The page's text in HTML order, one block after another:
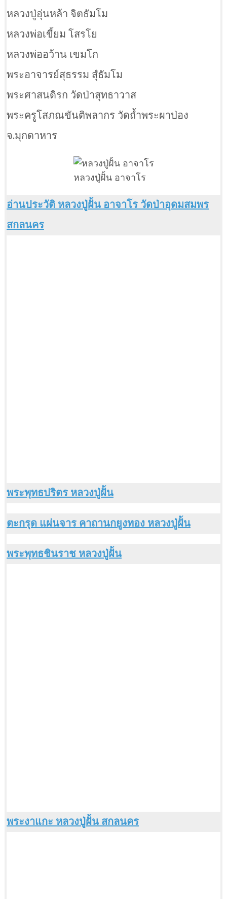
หลวงปู่อุ่นหล้า จิตธัมโม
หลวงพ่อเขี้ยม โสรโย
หลวงพ่ออว้าน เขมโก
พระอาจารย์สุธรรม สุํธัมโม
พระศาสนดิรก วัดป่าสุทธาวาส
พระครูโสภณขันติพลากร วัดถ้ำพระผาป่อง
จ.มุกดาหาร
หลวงปู่ฝั้น อาจาโร
อ่านประวัติ หลวงปู่ฝั้น อาจาโร วัดป่าอุดมสมพร
สกลนคร
พระพุทธปริตร หลวงปู่ฝั้น
ตะกรุด แผ่นจาร คาถานกยูงทอง หลวงปู่ฝั้น
พระพุทธชินราช หลวงปู่ฝั้น
พระงาแกะ หลวงปู่ฝั้น สกลนคร